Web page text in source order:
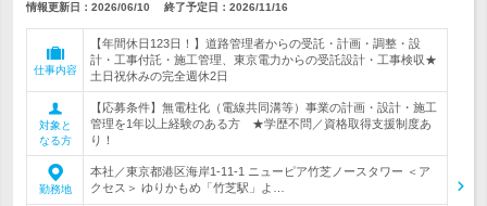
情報更新日：2026/06/10 終了予定日： 2026/11/16
仕事内容
【年間休日123日！】道路管理者からの受託・計画・調整・設
計・工事付託・施工管理、東京電力からの受託設計・工事検収★
土日祝休みの完全週休2日
対象と
なる方
【応募条件】無電柱化（電線共同溝等）事業の計画・設計・施工
管理を1年以上経験のある方 ★学歴不問／資格取得支援制度あ
り！
勤務地
本社／東京都港区海岸1-11-1 ニューピア竹芝ノースタワー ＜ア
クセス＞ ゆりかもめ「竹芝駅」よ…